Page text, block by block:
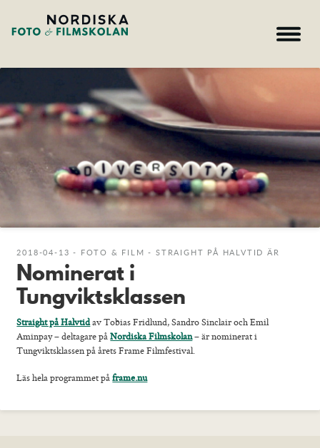
Fotoskolan
Galleri Film
Galleri Foto
Nyheter
Hem – Nordiska folkhögskolan
Kurser
Om skolan
Nyheter
Konferens & B&B
Nordiska deltagare
Kontakt
2018-04-13 - FOTO & FILM - STRAIGHT PÅ HALVTID ÄR
Nominerat i
Tungviktsklassen
Straight på Halvtidav Tobias Fridlund, Sandro Sinclair och Emil
Aminpay – deltagare påNordiska Filmskolan– är nominerat i
Tungviktsklassen på årets Frame Filmfestival.
Läs hela programmet påframe.nu